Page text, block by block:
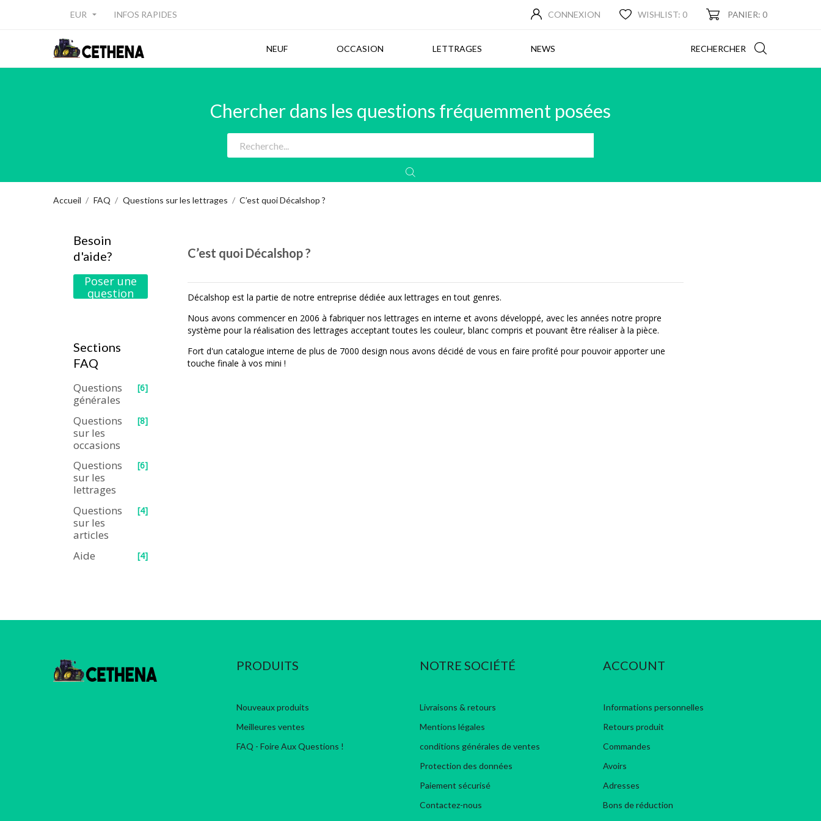
EUR  INFOS RAPIDES CONNEXION WISHLIST: 0 PANIER: 0
NEUF OCCASION LETTRAGES NEWS RECHERCHER
Chercher dans les questions fréquemment posées
Accueil FAQ Questions sur les lettrages C’est quoi Décalshop ?
Besoin
d'aide?
Poser une
question
Sections
FAQ
Questions
générales
[6]
Questions
sur les
occasions
[8]
Questions
sur les
lettrages
[6]
Questions
sur les
articles
[4]
Aide [4]
C’est quoi Décalshop ?
Décalshop est la partie de notre entreprise dédiée aux lettrages en tout genres.
Nous avons commencer en 2006 à fabriquer nos lettrages en interne et avons développé, avec les années notre propre
système pour la réalisation des lettrages acceptant toutes les couleur, blanc compris et pouvant être réaliser à la pièce.
Fort d'un catalogue interne de plus de 7000 design nous avons décidé de vous en faire profité pour pouvoir apporter une
touche finale à vos mini !
PRODUITS
Nouveaux produits
Meilleures ventes
FAQ - Foire Aux Questions !
NOTRE SOCIÉTÉ
Livraisons & retours
Mentions légales
conditions générales de ventes
Protection des données
Paiement sécurisé
Contactez-nous
ACCOUNT
Informations personnelles
Retours produit
Commandes
Avoirs
Adresses
Bons de réduction